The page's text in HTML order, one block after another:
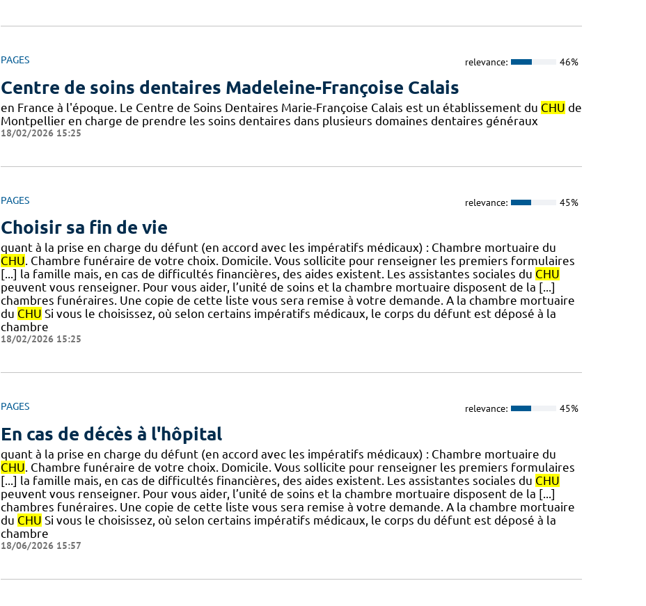
PAGES relevance: 46%
Centre de soins dentaires Madeleine-Françoise Calais
en France à l'époque. Le Centre de Soins Dentaires Marie-Françoise Calais est un établissement du CHU de
Montpellier en charge de prendre les soins dentaires dans plusieurs domaines dentaires généraux
18/02/2026 15:25
PAGES relevance: 45%
Choisir sa fin de vie
quant à la prise en charge du défunt (en accord avec les impératifs médicaux) : Chambre mortuaire du
CHU. Chambre funéraire de votre choix. Domicile. Vous sollicite pour renseigner les premiers formulaires
[...] la famille mais, en cas de difficultés financières, des aides existent. Les assistantes sociales du CHU
peuvent vous renseigner. Pour vous aider, l’unité de soins et la chambre mortuaire disposent de la [...]
chambres funéraires. Une copie de cette liste vous sera remise à votre demande. A la chambre mortuaire
du CHU Si vous le choisissez, où selon certains impératifs médicaux, le corps du défunt est déposé à la
chambre
18/02/2026 15:25
PAGES relevance: 45%
En cas de décès à l'hôpital
quant à la prise en charge du défunt (en accord avec les impératifs médicaux) : Chambre mortuaire du
CHU. Chambre funéraire de votre choix. Domicile. Vous sollicite pour renseigner les premiers formulaires
[...] la famille mais, en cas de difficultés financières, des aides existent. Les assistantes sociales du CHU
peuvent vous renseigner. Pour vous aider, l’unité de soins et la chambre mortuaire disposent de la [...]
chambres funéraires. Une copie de cette liste vous sera remise à votre demande. A la chambre mortuaire
du CHU Si vous le choisissez, où selon certains impératifs médicaux, le corps du défunt est déposé à la
chambre
18/06/2026 15:57